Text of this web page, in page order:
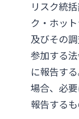
リスク統
ク・ホッ
及びその
参加する
に報告す
場合、必
報告するも